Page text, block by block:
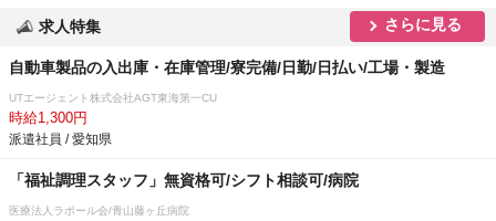
求人特集 さらに見る
自動車製品の入出庫・在庫管理/寮完備/日勤/日払い/工場・製造
UTエージェント株式会社AGT東海第一CU
時給1,300円
派遣社員 / 愛知県
「福祉調理スタッフ」無資格可/シフト相談可/病院
医療法人ラポール会/青山藤ヶ丘病院